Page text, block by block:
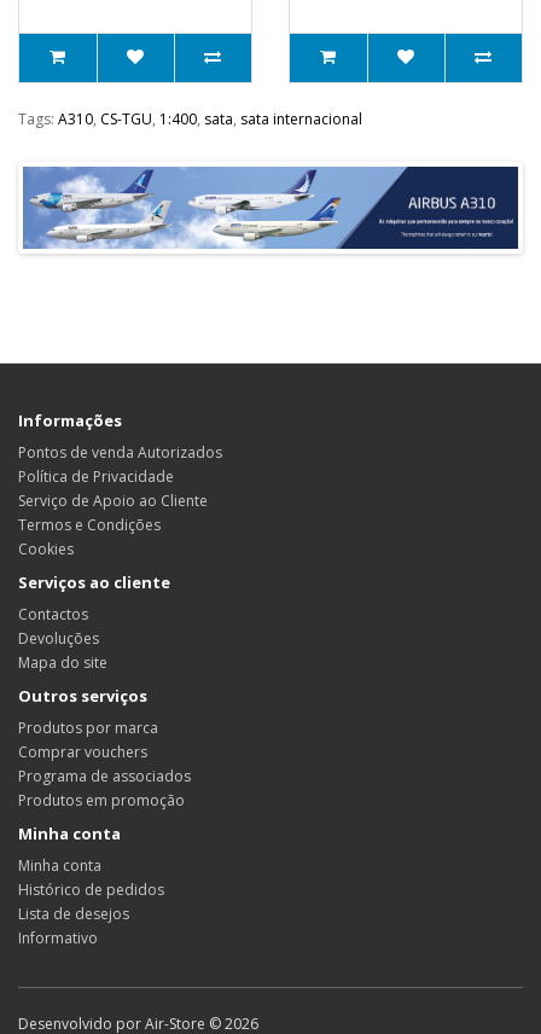
Tags: A310, CS-TGU, 1:400, sata, sata internacional
Informações
Pontos de venda Autorizados
Política de Privacidade
Serviço de Apoio ao Cliente
Termos e Condições
Cookies
Serviços ao cliente
Contactos
Devoluções
Mapa do site
Outros serviços
Produtos por marca
Comprar vouchers
Programa de associados
Produtos em promoção
Minha conta
Minha conta
Histórico de pedidos
Lista de desejos
Informativo
Desenvolvido por Air-Store © 2026